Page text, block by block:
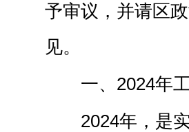
予审议，并请区
见。
一、2024年
2024年，是